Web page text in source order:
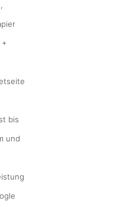
bis
und